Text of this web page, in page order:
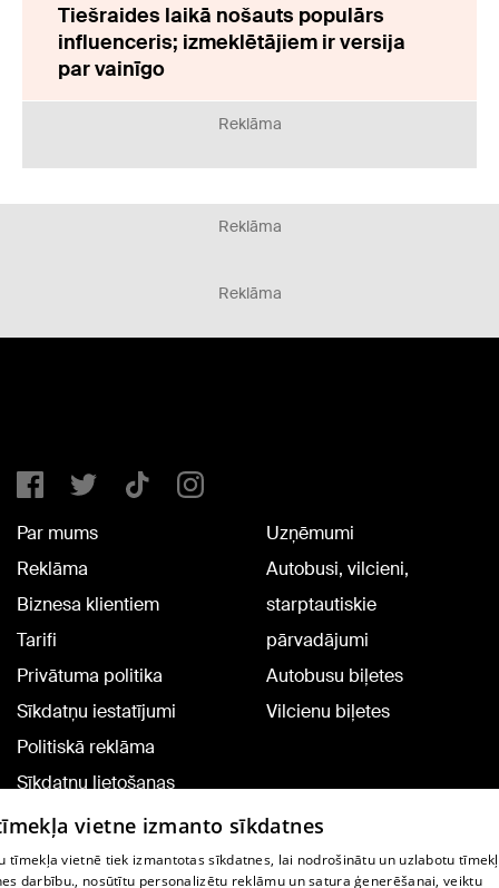
Tiešraides laikā nošauts populārs
influenceris; izmeklētājiem ir versija
par vainīgo
Reklāma
Reklāma
Reklāma
Par mums
Reklāma
Biznesa klientiem
Tarifi
Privātuma politika
Sīkdatņu iestatījumi
Politiskā reklāma
Sīkdatņu lietošanas
noteikumi
Komentāru pievienošana
Uzņēmumi
Autobusi, vilcieni,
starptautiskie
pārvadājumi
Autobusu biļetes
Vilcienu biļetes
vietne izmanto sīkdatnes
tīmekļa vietnē tiek izmantotas sīkdatnes, lai nodrošinātu un uzlabotu
darbību., nosūtītu personalizētu reklāmu un satura ģenerēšanai, veiktu